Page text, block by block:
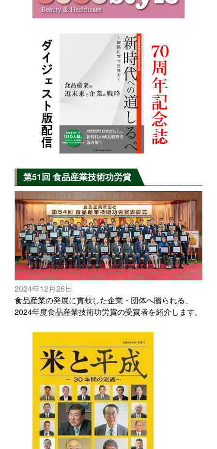
第51回 食品産業技術功労賞
2024年12月26日
食品産業の発展に貢献した企業・団体へ贈られる、
2024年度食品産業技術功労賞の受賞者を紹介します。